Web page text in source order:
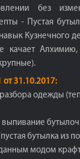
без
- Пустая
Кузнечного
качает
31.10.2017:
одежды
бутылка из
модом